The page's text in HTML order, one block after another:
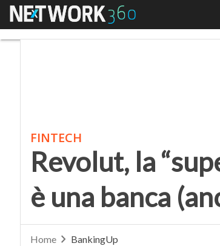
Menu
FINTECH
Revolut, la
è una banca
Home BankingUp